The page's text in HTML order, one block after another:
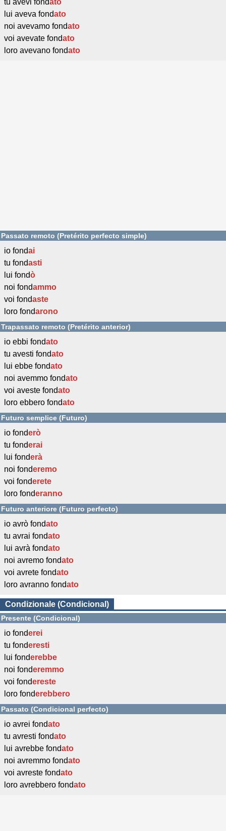
tu avevi fondato
lui aveva fondato
noi avevamo fondato
voi avevate fondato
loro avevano fondato
Passato remoto (Pretérito perfecto simple)
io fondai
tu fondasti
lui fondò
noi fondammo
voi fondaste
loro fondarono
Trapassato remoto (Pretérito anterior)
io ebbi fondato
tu avesti fondato
lui ebbe fondato
noi avemmo fondato
voi aveste fondato
loro ebbero fondato
Futuro semplice (Futuro)
io fonderò
tu fonderai
lui fonderà
noi fonderemo
voi fonderete
loro fonderanno
Futuro anteriore (Futuro perfecto)
io avrò fondato
tu avrai fondato
lui avrà fondato
noi avremo fondato
voi avrete fondato
loro avranno fondato
Condizionale (Condicional)
Presente (Condicional)
io fonderei
tu fonderesti
lui fonderebbe
noi fonderemmo
voi fondereste
loro fonderebbero
Passato (Condicional perfecto)
io avrei fondato
tu avresti fondato
lui avrebbe fondato
noi avremmo fondato
voi avreste fondato
loro avrebbero fondato